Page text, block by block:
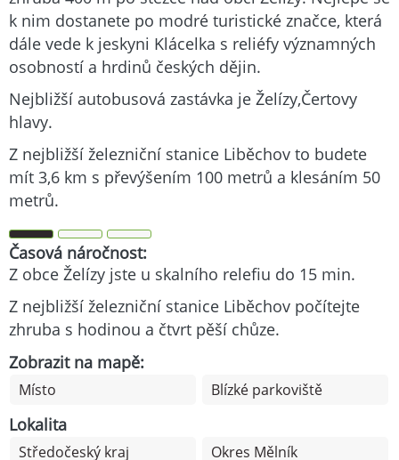
k nim dostanete po modré turistické značce, která
dále vede k jeskyni Klácelka s reliéfy významných
osobností a hrdinů českých dějin.
Nejbližší autobusová zastávka je Želízy,Čertovy
hlavy.
Z nejbližší železniční stanice Liběchov to budete
mít 3,6 km s převýšením 100 metrů a klesáním 50
metrů.
Časová náročnost:
Z obce Želízy jste u skalního relefiu do 15 min.
Z nejbližší železniční stanice Liběchov počítejte
zhruba s hodinou a čtvrt pěší chůze.
Zobrazit na mapě:
Místo Blízké parkoviště
Lokalita
Středočeský kraj
Okres Mělník